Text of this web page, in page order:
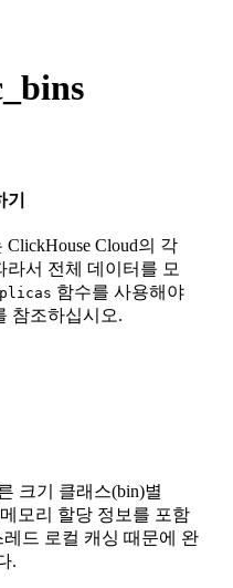
Cloud의 각
라서 전체 데이터를 모
함수를 사용해야
참조하십시오.
크기 클래스(bin)별
모리 할당 정보를 포함
레드 로컬 캐싱 때문에 완
.